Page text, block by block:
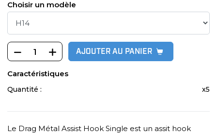
Choisir un modèle
AJOUTER AU PANIER
Caractéristiques
Quantité : x5
Le Drag Métal Assist Hook Single est un assit hook